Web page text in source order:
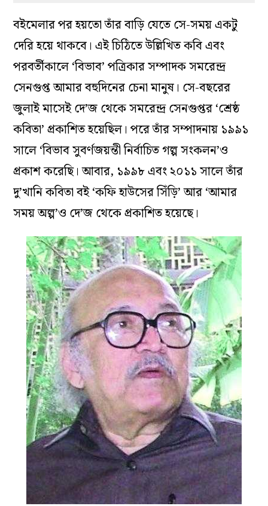
বইমেলার পর হয়তো তাঁর বাড়ি যেতে সে-সময় একটু
দেরি হয়ে থাকবে। এই চিঠিতে উল্লিখিত কবি এবং
পরবর্তীকালে ‘বিভাব’ পত্রিকার সম্পাদক সমরেন্দ্র
সেনগুপ্ত আমার বহুদিনের চেনা মানুষ। সে-বছরের
জুলাই মাসেই দে’জ থেকে সমরেন্দ্র সেনগুপ্তর ‘শ্রেষ্ঠ
কবিতা’ প্রকাশিত হয়েছিল। পরে তাঁর সম্পাদনায় ১৯৯১
সালে ‘বিভাব সুবর্ণজয়ন্তী নির্বাচিত গল্প সংকলন’ও
প্রকাশ করেছি। আবার, ১৯৯৮ এবং ২০১১ সালে তাঁর
দু’খানি কবিতা বই ‘কফি হাউসের সিঁড়ি’ আর ‘আমার
সময় অল্প’ও দে’জ থেকে প্রকাশিত হয়েছে।